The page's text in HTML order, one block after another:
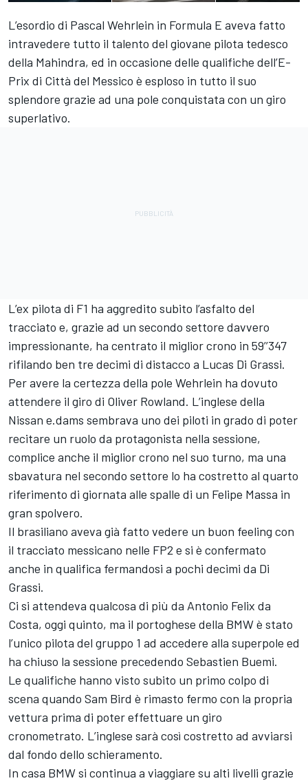
L’esordio di Pascal Wehrlein in Formula E aveva fatto
intravedere tutto il talento del giovane pilota tedesco
della Mahindra, ed in occasione delle qualifiche dell’E-
Prix di Città del Messico è esploso in tutto il suo
splendore grazie ad una pole conquistata con un giro
superlativo.
L’ex pilota di F1 ha aggredito subito l’asfalto del
tracciato e, grazie ad un secondo settore davvero
impressionante, ha centrato il miglior crono in 59’’347
rifilando ben tre decimi di distacco a Lucas Di Grassi.
Per avere la certezza della pole Wehrlein ha dovuto
attendere il giro di Oliver Rowland. L’inglese della
Nissan e.dams sembrava uno dei piloti in grado di poter
recitare un ruolo da protagonista nella sessione,
complice anche il miglior crono nel suo turno, ma una
sbavatura nel secondo settore lo ha costretto al quarto
riferimento di giornata alle spalle di un Felipe Massa in
gran spolvero.
Il brasiliano aveva già fatto vedere un buon feeling con
il tracciato messicano nelle FP2 e si è confermato
anche in qualifica fermandosi a pochi decimi da Di
Grassi.
Ci si attendeva qualcosa di più da Antonio Felix da
Costa, oggi quinto, ma il portoghese della BMW è stato
l’unico pilota del gruppo 1 ad accedere alla superpole ed
ha chiuso la sessione precedendo Sebastien Buemi.
Le qualifiche hanno visto subito un primo colpo di
scena quando Sam Bird è rimasto fermo con la propria
vettura prima di poter effettuare un giro
cronometrato. L’inglese sarà così costretto ad avviarsi
dal fondo dello schieramento.
In casa BMW si continua a viaggiare su alti livelli grazie